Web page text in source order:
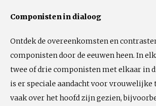
Componisten in dialoog
Ontdek de overeenkomsten en
componisten door de eeuwen heen. In
twee of drie componisten met elkaar in
is er speciale aandacht voor vrouwelijke
vaak over het hoofd zijn gezien,